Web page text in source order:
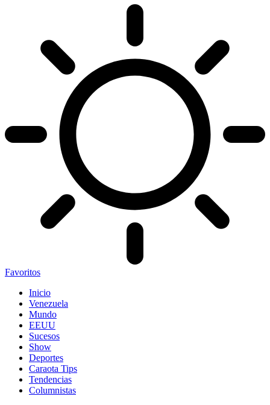
Favoritos
Inicio
Venezuela
Mundo
EEUU
Sucesos
Show
Deportes
Caraota Tips
Tendencias
Columnistas